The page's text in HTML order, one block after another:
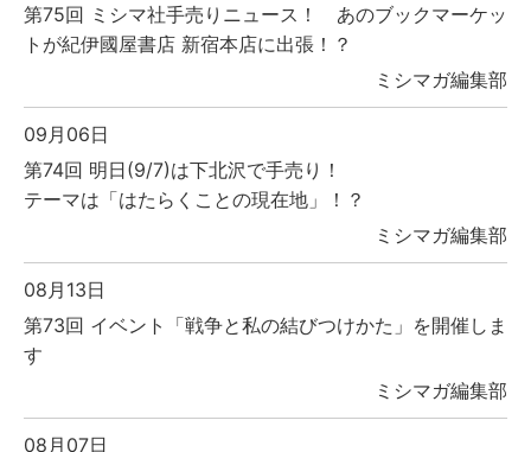
第75回 ミシマ社手売りニュース！ あのブックマーケッ
トが紀伊國屋書店 新宿本店に出張！？
ミシマガ編集部
09月06日
第74回 明日(9/7)は下北沢で手売り！
テーマは「はたらくことの現在地」！？
ミシマガ編集部
08月13日
第73回 イベント「戦争と私の結びつけかた」を開催しま
す
ミシマガ編集部
08月07日